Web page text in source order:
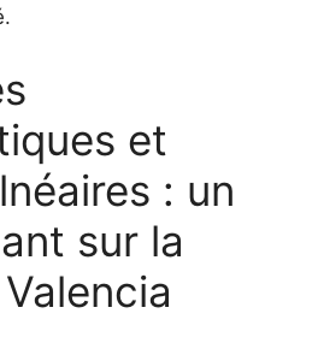
et
: un
sur la